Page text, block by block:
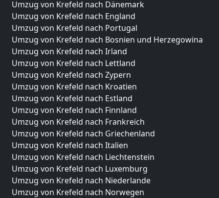
Umzug von Krefeld nach Dänemark
Umzug von Krefeld nach England
Umzug von Krefeld nach Portugal
Umzug von Krefeld nach Bosnien und Herzegowina
Umzug von Krefeld nach Irland
Umzug von Krefeld nach Lettland
Umzug von Krefeld nach Zypern
Umzug von Krefeld nach Kroatien
Umzug von Krefeld nach Estland
Umzug von Krefeld nach Finnland
Umzug von Krefeld nach Frankreich
Umzug von Krefeld nach Griechenland
Umzug von Krefeld nach Italien
Umzug von Krefeld nach Liechtenstein
Umzug von Krefeld nach Luxemburg
Umzug von Krefeld nach Niederlande
Umzug von Krefeld nach Norwegen